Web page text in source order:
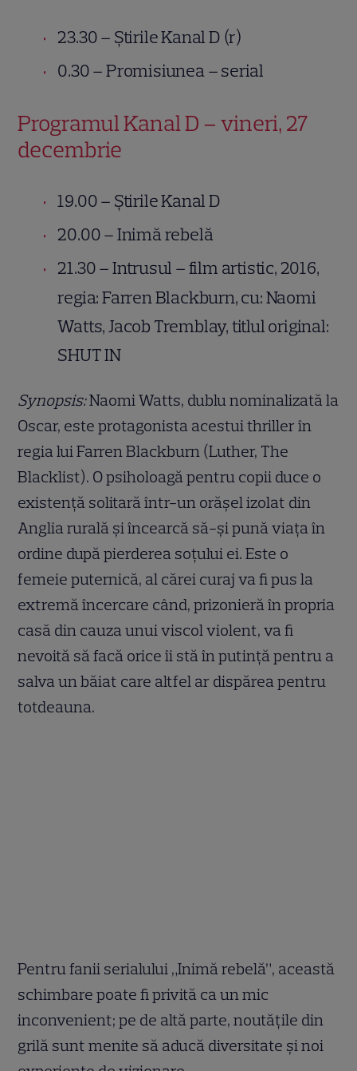
23.30 – Știrile Kanal D (r)
0.30 – Promisiunea – serial
Programul Kanal D – vineri, 27
decembrie
19.00 – Știrile Kanal D
20.00 – Inimă rebelă
21.30 – Intrusul – film artistic, 2016,
regia: Farren Blackburn, cu: Naomi
Watts, Jacob Tremblay, titlul original:
SHUT IN
Synopsis:Naomi Watts, dublu nominalizată la
Oscar, este protagonista acestui thriller în
regia lui Farren Blackburn (Luther, The
Blacklist). O psiholoagă pentru copii duce o
existență solitară într-un orășel izolat din
Anglia rurală și încearcă să-și pună viața în
ordine după pierderea soțului ei. Este o
femeie puternică, al cărei curaj va fi pus la
extremă încercare când, prizonieră în propria
casă din cauza unui viscol violent, va fi
nevoită să facă orice îi stă în putință pentru a
salva un băiat care altfel ar dispărea pentru
totdeauna.
Pentru fanii serialului „Inimă rebelă”, această
schimbare poate fi privită ca un mic
inconvenient; pe de altă parte, noutățile din
grilă sunt menite să aducă diversitate și noi